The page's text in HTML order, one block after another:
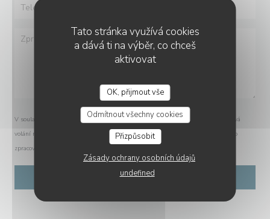
Tato stránka využívá cookies
a dává ti na výběr, co chceš
aktivovat
OK, přijmout vše
Odmítnout všechny cookies
Přizpůsobit
Zásady ochrany osobních údajů
undefined
V souladu se zákonem o ochraně spotřebitele máte právo odmítnout marketingová
volání registrací v Robinsonově seznamu:robinsonseznam.cz
. Pro více informací o
zpracování vašich údajů si přečtěte naše